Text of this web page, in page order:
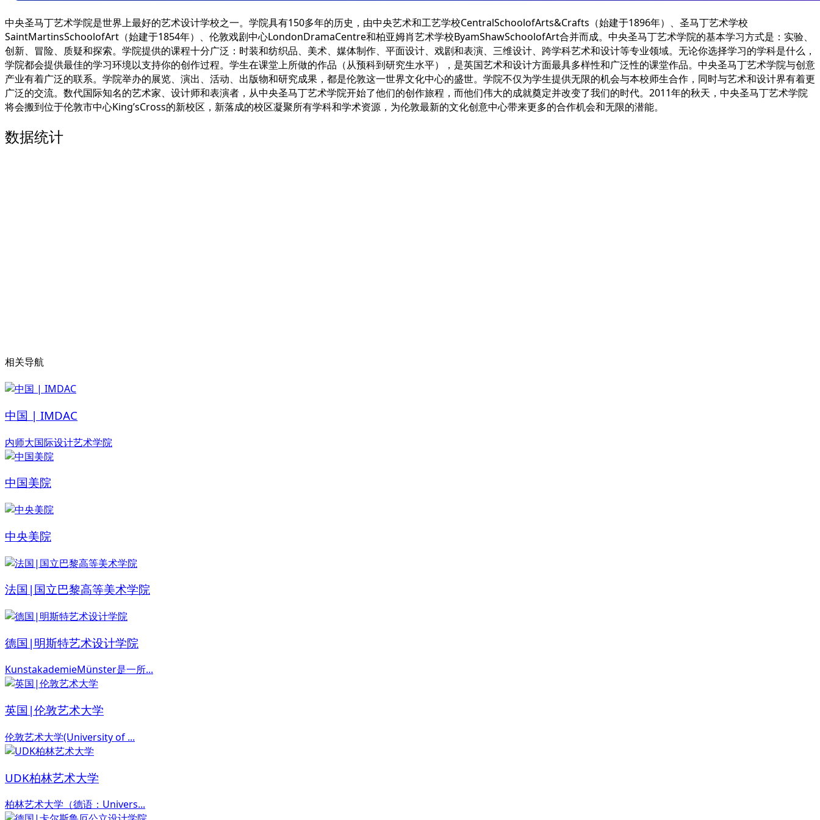
中央圣马丁艺术学院是世界上最好的艺术设计学校之一。学院具有150多年的历史，由中央艺术和工艺学校CentralSchoolofArts&Crafts（始建于1896年）、圣马丁艺术学校
SaintMartinsSchoolofArt（始建于1854年）、伦敦戏剧中心LondonDramaCentre和柏亚姆肖艺术学校ByamShawSchoolofArt合并而成。中央圣马丁艺术学院的基本学习方式是：实验、
创新、冒险、质疑和探索。学院提供的课程十分广泛：时装和纺织品、美术、媒体制作、平面设计、戏剧和表演、三维设计、跨学科艺术和设计等专业领域。无论你选择学习的学科是什么，
学院都会提供最佳的学习环境以支持你的创作过程。学生在课堂上所做的作品（从预科到研究生水平），是英国艺术和设计方面最具多样性和广泛性的课堂作品。中央圣马丁艺术学院与创意
产业有着广泛的联系。学院举办的展览、演出、活动、出版物和研究成果，都是伦敦这一世界文化中心的盛世。学院不仅为学生提供无限的机会与本校师生合作，同时与艺术和设计界有着更
广泛的交流。数代国际知名的艺术家、设计师和表演者，从中央圣马丁艺术学院开始了他们的创作旅程，而他们伟大的成就奠定并改变了我们的时代。2011年的秋天，中央圣马丁艺术学院
将会搬到位于伦敦市中心King’sCross的新校区，新落成的校区凝聚所有学科和学术资源，为伦敦最新的文化创意中心带来更多的合作机会和无限的潜能。
数据统计
相关导航
中国 | IMDAC
内师大国际设计艺术学院
中国美院
中央美院
法国|国立巴黎高等美术学院
德国|明斯特艺术设计学院
KunstakademieMünster是一所...
英国|伦敦艺术大学
伦敦艺术大学(University of ...
UDK柏林艺术大学
柏林艺术大学（德语：Univers...